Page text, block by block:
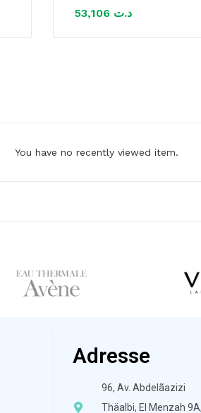
د.ت 53,106
You have no recently viewed item.
Adresse
96, Av. Abdelãazizi
Thäalbi, El Menzah 9A,